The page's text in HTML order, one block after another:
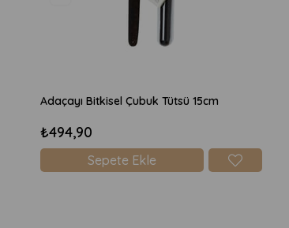
Adaçayı Bitkisel Çubuk Tütsü 15cm
₺494,90
Sepete Ekle